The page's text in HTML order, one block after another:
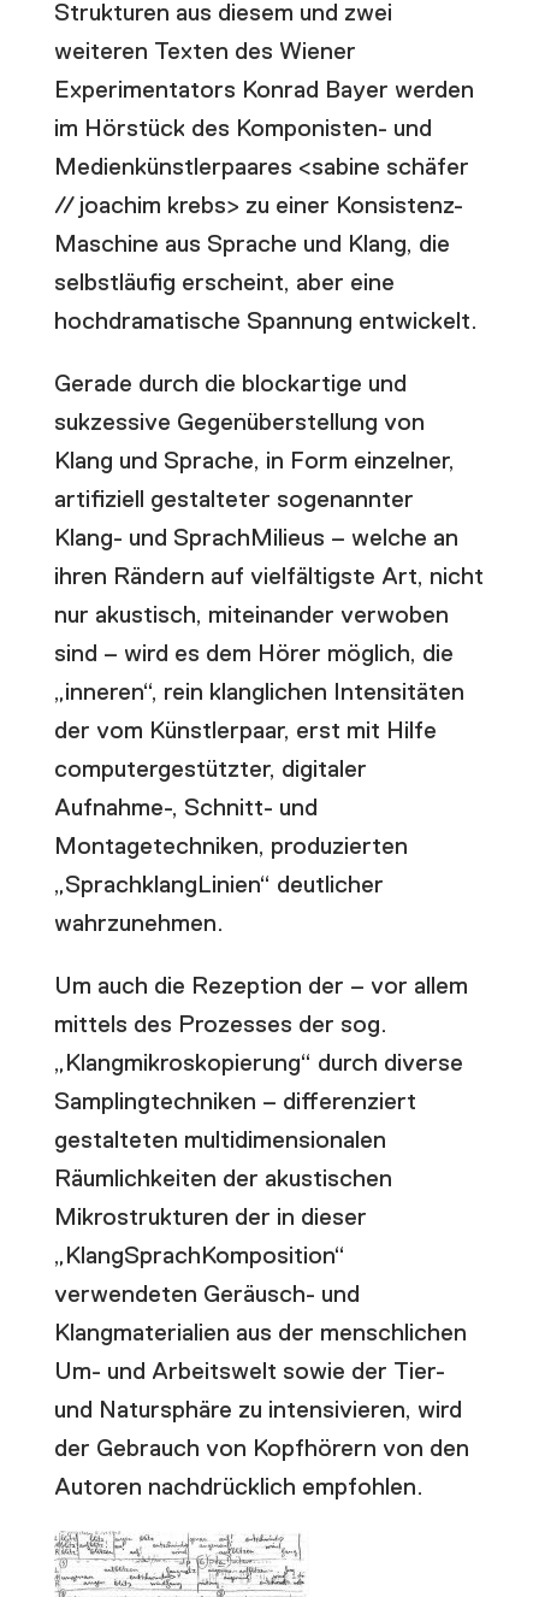
Strukturen aus diesem und zwei
weiteren Texten des Wiener
Experimentators Konrad Bayer werden
im Hörstück des Komponisten- und
Medienkünstlerpaares <sabine schäfer
// joachim krebs> zu einer Konsistenz-
Maschine aus Sprache und Klang, die
selbstläufig erscheint, aber eine
hochdramatische Spannung entwickelt.
Gerade durch die blockartige und
sukzessive Gegenüberstellung von
Klang und Sprache, in Form einzelner,
artifiziell gestalteter sogenannter
Klang- und SprachMilieus – welche an
ihren Rändern auf vielfältigste Art, nicht
nur akustisch, miteinander verwoben
sind – wird es dem Hörer möglich, die
„inneren“, rein klanglichen Intensitäten
der vom Künstlerpaar, erst mit Hilfe
computergestützter, digitaler
Aufnahme-, Schnitt- und
Montagetechniken, produzierten
„SprachklangLinien“ deutlicher
wahrzunehmen.
Um auch die Rezeption der – vor allem
mittels des Prozesses der sog.
„Klangmikroskopierung“ durch diverse
Samplingtechniken – differenziert
gestalteten multidimensionalen
Räumlichkeiten der akustischen
Mikrostrukturen der in dieser
„KlangSprachKomposition“
verwendeten Geräusch- und
Klangmaterialien aus der menschlichen
Um- und Arbeitswelt sowie der Tier-
und Natursphäre zu intensivieren, wird
der Gebrauch von Kopfhörern von den
Autoren nachdrücklich empfohlen.